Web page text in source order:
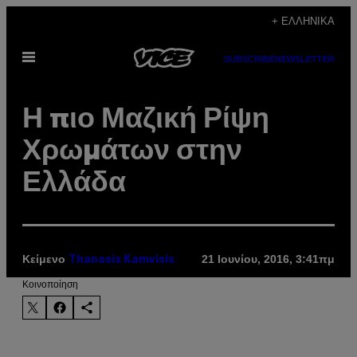
περιεχόμενο
+ ΕΛΛΗΝΙΚΆ
Ανοίξτε
SUBSCRIBENEWSLETTER
Η πιο Μαζική Ρίψη
Χρωμάτων στην
Ελλάδα
Κείμενο Thanasis Kamvisis 21 Ιουνίου, 2016, 3:41πμ
Kοινοποίηση